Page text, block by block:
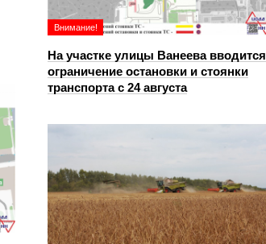
Внимание!
На участке улицы Ванеева вводится
ограничение остановки и стоянки
транспорта с 24 августа